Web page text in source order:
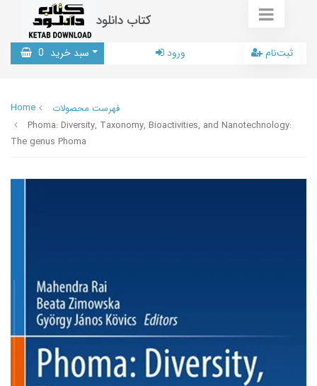
کتاب دانلود
سبد خرید 0 ورود ثبت‌نام
Home
فهرست محصولات
Phoma: Diversity, Taxonomy, Bioactivities, and Nanotechnology:
The genus Phoma